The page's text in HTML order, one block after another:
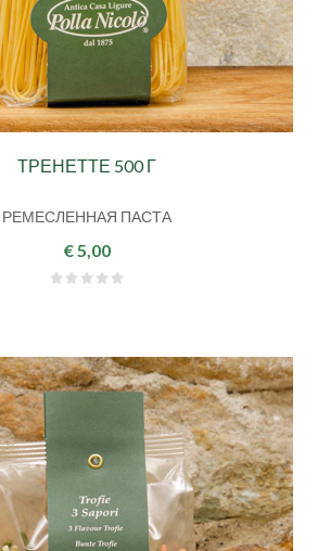
ТРЕНЕТТЕ 500 Г
РЕМЕСЛЕННАЯ ПАСТА
€ 5,00